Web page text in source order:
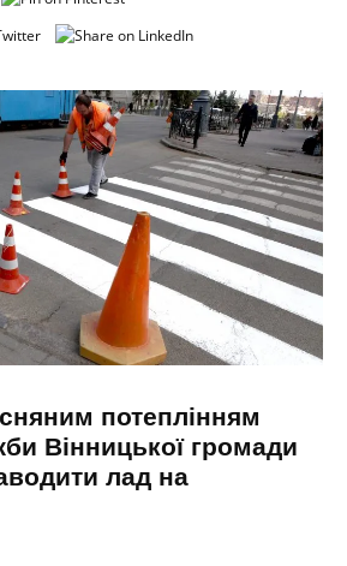
потеплінням
Вінницької громади
лад на